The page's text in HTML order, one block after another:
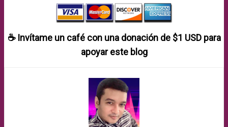
☕ Invítame un café con una donación de $1 USDpara
apoyar este blog